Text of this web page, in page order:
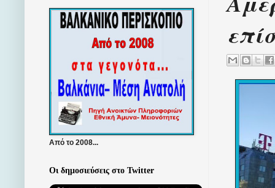
Από το 2008...
Οι δημοσιεύσεις στο Twitter